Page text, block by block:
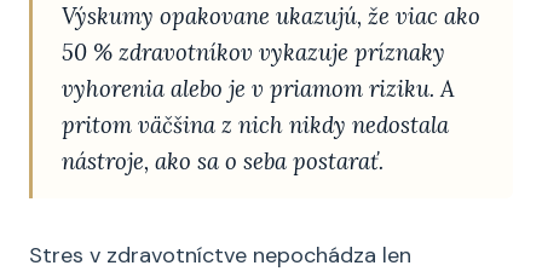
Výskumy opakovane ukazujú, že viac ako
50 % zdravotníkov vykazuje príznaky
vyhorenia alebo je v priamom riziku. A
pritom väčšina z nich nikdy nedostala
nástroje, ako sa o seba postarať.
Stres v zdravotníctve nepochádza len